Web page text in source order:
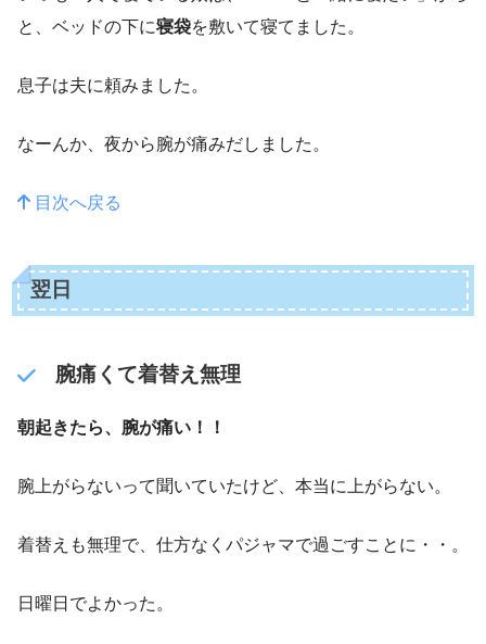
と、ベッドの下に寝袋を敷いて寝てました。
息子は夫に頼みました。
なーんか、夜から腕が痛みだしました。
目次へ戻る
翌日
腕痛くて着替え無理
朝起きたら、腕が痛い！！
腕上がらないって聞いていたけど、本当に上がらない。
着替えも無理で、仕方なくパジャマで過ごすことに・・。
日曜日でよかった。